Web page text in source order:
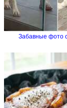
Забавные фото